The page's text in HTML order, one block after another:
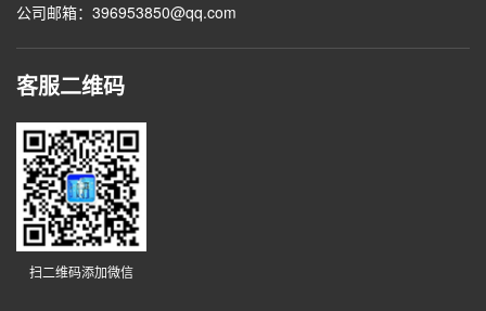
公司邮箱：396953850@qq.com
客服二维码
扫二维码添加微信